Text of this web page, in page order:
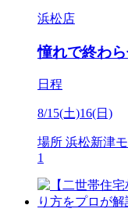
浜松店
憧れで終わ
日程
8/15(土)16(日)
場所 浜松新津
1